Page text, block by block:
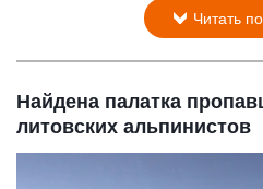
Читать
Найдена палатка
литовских альпинистов